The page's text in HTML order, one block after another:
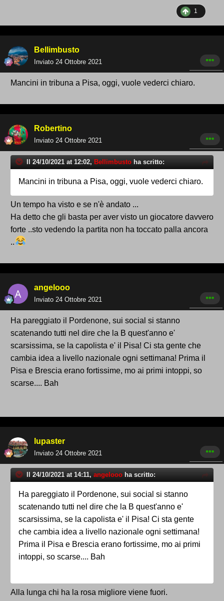
1
Bellimbusto
Inviato 24 Ottobre 2021
Mancini in tribuna a Pisa, oggi, vuole vederci chiaro.
Robertino
Inviato 24 Ottobre 2021
Il 24/10/2021 at 12:02, Bellimbusto ha scritto:
Mancini in tribuna a Pisa, oggi, vuole vederci chiaro.
Un tempo ha visto e se n'è andato ...
Ha detto che gli basta per aver visto un giocatore davvero
forte ..sto vedendo la partita non ha toccato palla ancora
..
angelooo
Inviato 24 Ottobre 2021
Ha pareggiato il Pordenone, sui social si stanno
scatenando tutti nel dire che la B quest'anno e'
scarsissima, se la capolista e' il Pisa! Ci sta gente che
cambia idea a livello nazionale ogni settimana! Prima il
Pisa e Brescia erano fortissime, mo ai primi intoppi, so
scarse.... Bah
lupaster
Inviato 24 Ottobre 2021
Il 24/10/2021 at 14:11, angelooo ha scritto:
Ha pareggiato il Pordenone, sui social si stanno
scatenando tutti nel dire che la B quest'anno e'
scarsissima, se la capolista e' il Pisa! Ci sta gente
che cambia idea a livello nazionale ogni settimana!
Prima il Pisa e Brescia erano fortissime, mo ai primi
intoppi, so scarse.... Bah
Alla lunga chi ha la rosa migliore viene fuori.